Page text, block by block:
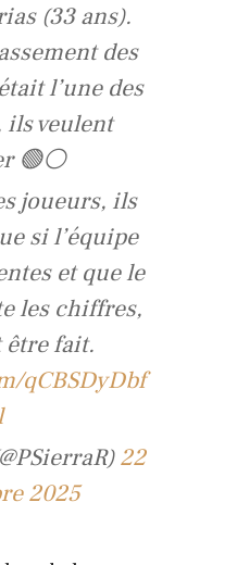
(33 ans).
des
l’une des
ils veulent
🟢⚪️
joueurs, ils
si l’équipe
et que le
les chiffres,
être fait.
qCBSDyDbf
22
2025